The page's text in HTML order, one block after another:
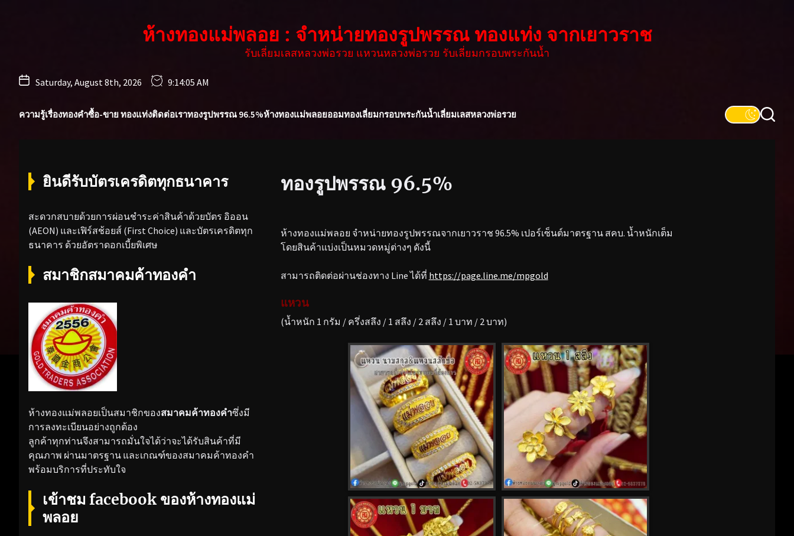
ห้างทองแม่พลอย : จำหน่ายทองรูปพรรณ ทองแท่ง จากเยาวราช
รับเลี่ยมเลสหลวงพ่อรวย แหวนหลวงพ่อรวย รับเลี่ยมกรอบพระกันน้ำ
Saturday, August 8th, 2026 9:14:07 AM
ความรู้เรื่องทองคำซื้อ-ขาย ทองแท่งติดต่อเราทองรูปพรรณ 96.5%ห้างทองแม่พลอยออมทองเลี่ยมกรอบพระกันน้ำเลี่ยมเลสหลวงพ่อรวย
ทองรูปพรรณ 96.5%
ห้างทองแม่พลอย จำหน่ายทองรูปพรรณจากเยาวราช 96.5% เปอร์เซ็นต์มาตรฐาน สคบ. น้ำหนักเต็ม
โดยสินค้าแบ่งเป็นหมวดหมู่ต่างๆ ดังนี้
สามารถติดต่อผ่านช่องทาง Line ได้ที่ https://page.line.me/mpgold
แหวน
(น้ำหนัก 1 กรัม / ครึ่งสลึง / 1 สลึง / 2 สลึง / 1 บาท / 2 บาท)
ยินดีรับบัตรเครดิตทุกธนาคาร
สะดวกสบายด้วยการผ่อนชำระค่าสินค้าด้วยบัตร อิออน
(AEON) และเฟิร์สช้อยส์ (First Choice) และบัตรเครดิตทุก
ธนาคาร ด้วยอัตราดอกเบี้ยพิเศษ
สมาชิกสมาคมค้าทองคำ
ห้างทองแม่พลอยเป็นสมาชิกของสมาคมค้าทองคำซึ่งมี
การลงทะเบียนอย่างถูกต้อง
ลูกค้าทุกท่านจึงสามารถมั่นใจได้ว่าจะได้รับสินค้าที่มี
คุณภาพ ผ่านมาตรฐาน และเกณฑ์ของสมาคมค้าทองคำ
พร้อมบริการที่ประทับใจ
เข้าชม facebook ของห้างทองแม่
พลอย